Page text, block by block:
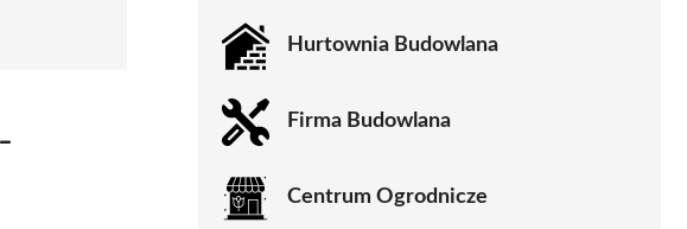
Hurtownia Budowlana
Firma Budowlana
Centrum Ogrodnicze